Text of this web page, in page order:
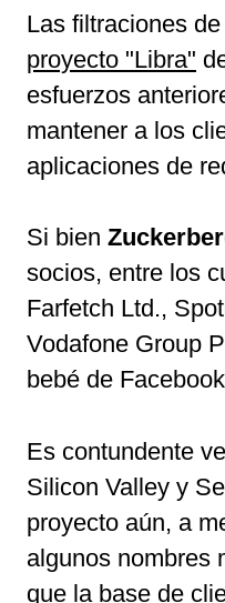
Las filtraciones
proyecto "Libra"
esfuerzos
mantener a los
aplicaciones de
Si bien
socios, entre los
Farfetch Ltd.,
Vodafone Group
bebé de
Es contundente
Silicon Valley y
proyecto aún, a
algunos nombres
que la base de